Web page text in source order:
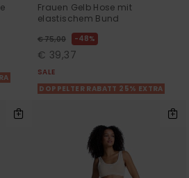
Frauen Gelb Hose mit
elastischem Bund
€ 75,00 48%
€ 39,37
SALE
DOPPELTER RABATT 25% EXTRA